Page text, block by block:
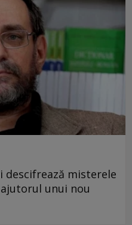
misterele
unui nou